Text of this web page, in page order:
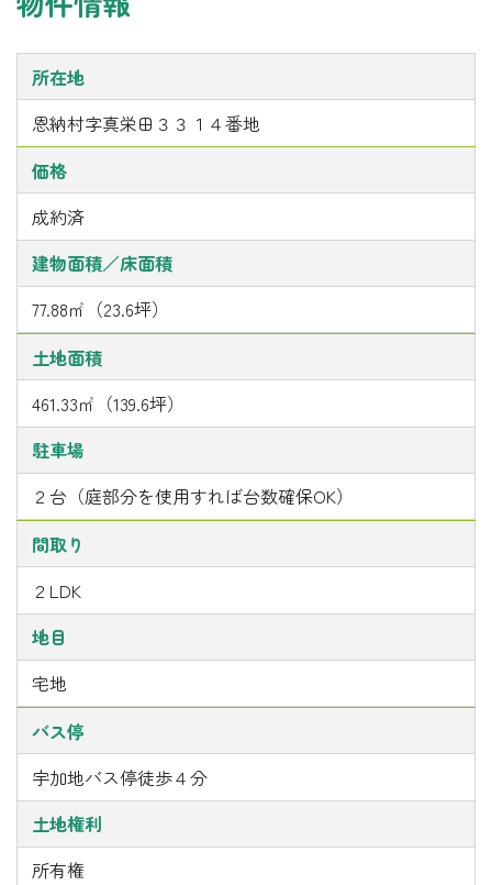
所在地
恩納村字真栄田３３１４番地
価格
成約済
建物面積／床面積
77.88㎡（23.6坪）
土地面積
461.33㎡（139.6坪）
駐車場
２台（庭部分を使用すれば台数確保OK）
間取り
２LDK
地目
宅地
バス停
宇加地バス停徒歩４分
土地権利
所有権